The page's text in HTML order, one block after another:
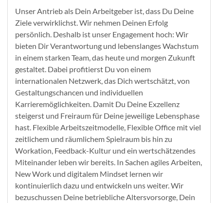
Unser Antrieb als Dein Arbeitgeber ist, dass Du Deine
Ziele verwirklichst. Wir nehmen Deinen Erfolg
persönlich. Deshalb ist unser Engagement hoch: Wir
bieten Dir Verantwortung und lebenslanges Wachstum
in einem starken Team, das heute und morgen Zukunft
gestaltet. Dabei profitierst Du von einem
internationalen Netzwerk, das Dich wertschätzt, von
Gestaltungschancen und individuellen
Karrieremöglichkeiten. Damit Du Deine Exzellenz
steigerst und Freiraum für Deine jeweilige Lebensphase
hast. Flexible Arbeitszeitmodelle, Flexible Office mit viel
zeitlichem und räumlichem Spielraum bis hin zu
Workation, Feedback-Kultur und ein wertschätzendes
Miteinander leben wir bereits. In Sachen agiles Arbeiten,
New Work und digitalem Mindset lernen wir
kontinuierlich dazu und entwickeln uns weiter. Wir
bezuschussen Deine betriebliche Altersvorsorge, Dein